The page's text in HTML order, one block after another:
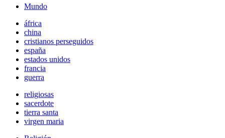
Mundo
áfrica
china
cristianos perseguidos
españa
estados unidos
francia
guerra
religiosas
sacerdote
tierra santa
virgen maria